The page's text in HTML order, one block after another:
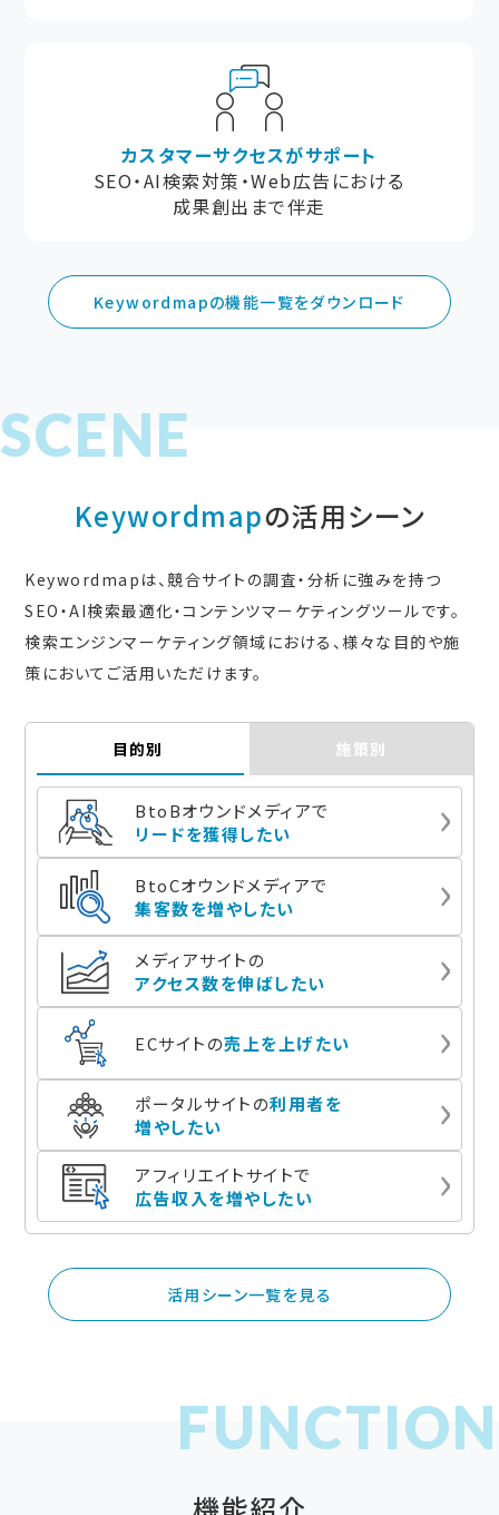
カスタマーサクセスがサポート
SEO・AI検索対策・Web広告における
成果創出まで伴走
Keywordmapの機能一覧をダウンロード
Keywordmapの活用シーン
Keywordmapは、競合サイトの調査・分析に強みを持つ
SEO・AI検索最適化・コンテンツマーケティングツールです。
検索エンジンマーケティング領域における、様々な目的や施
策においてご活用いただけます。
目的別 施策別
BtoBオウンドメディアで
リードを獲得したい
BtoCオウンドメディアで
集客数を増やしたい
メディアサイトの
アクセス数を伸ばしたい
ECサイトの売上を上げたい
ポータルサイトの利用者を
増やしたい
アフィリエイトサイトで
広告収入を増やしたい
活用シーン一覧を見る